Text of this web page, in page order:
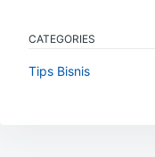
CATEGORIES
Tips Bisnis